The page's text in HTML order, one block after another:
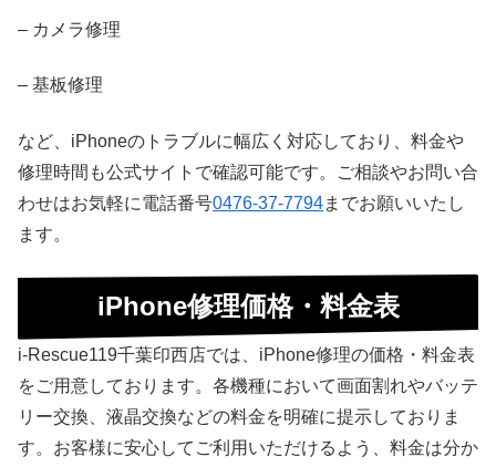
– カメラ修理
– 基板修理
など、iPhoneのトラブルに幅広く対応しており、料金や
修理時間も公式サイトで確認可能です。ご相談やお問い合
わせはお気軽に電話番号0476-37-7794までお願いいたし
ます。
iPhone修理価格・料金表
i-Rescue119千葉印西店では、iPhone修理の価格・料金表
をご用意しております。各機種において画面割れやバッテ
リー交換、液晶交換などの料金を明確に提示しておりま
す。お客様に安心してご利用いただけるよう、料金は分か